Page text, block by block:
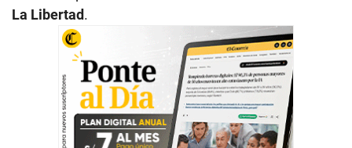
La Libertad.